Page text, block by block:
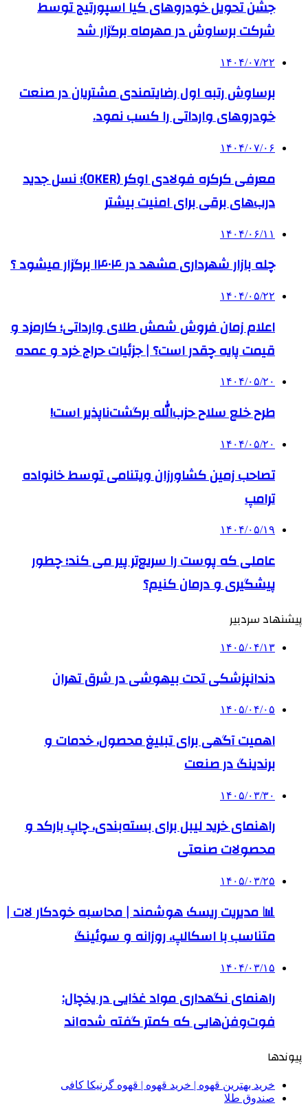
جشن تحویل خودروهای کیا اسپورتیج توسط
شرکت برساوش در مهرماه برگزار شد
۱۴۰۴/۰۷/۲۲
برساوش رتبه اول رضایتمندی مشتریان در صنعت
خودروهای وارداتی را کسب نمود.
۱۴۰۴/۰۷/۰۶
معرفی کرکره فولادی اوکر (OKER)؛ نسل جدید
درب‌های برقی برای امنیت بیشتر
۱۴۰۴/۰۶/۱۱
چله بازار شهرداری مشهد در ۱۴۰۴ برگزار میشود ؟
۱۴۰۴/۰۵/۲۲
اعلام زمان فروش شمش طلای وارداتی؛ کارمزد و
قیمت پایه چقدر است؟ | جزئیات حراج خرد و عمده
۱۴۰۴/۰۵/۲۰
طرح خلع سلاح حزب‌الله برگشت‌ناپذیر است!
۱۴۰۴/۰۵/۲۰
تصاحب زمین کشاورزان ویتنامی توسط خانواده
ترامپ
۱۴۰۴/۰۵/۱۹
عاملی که پوست را سریع‌تر پیر می کند؛ چطور
پیشگیری و درمان کنیم؟
پیشنهاد سردبیر
۱۴۰۵/۰۴/۱۳
دندانپزشکی تحت بیهوشی در شرق تهران
۱۴۰۵/۰۴/۰۵
اهمیت آگهی برای تبلیغ محصول، خدمات و
برندینگ در صنعت
۱۴۰۵/۰۳/۳۰
راهنمای خرید لیبل برای بسته‌بندی، چاپ بارکد و
محصولات صنعتی
۱۴۰۵/۰۳/۲۵
📊 مدیریت ریسک هوشمند | محاسبه خودکار لات |
متناسب با اسکالپ، روزانه و سوئینگ
۱۴۰۴/۰۳/۱۵
راهنمای نگهداری مواد غذایی در یخچال:
فوت‌وفن‌هایی که کمتر گفته شده‌اند
پیوندها
خرید بهترین قهوه | خرید قهوه | قهوه گرنیکا کافی
صندوق طلا